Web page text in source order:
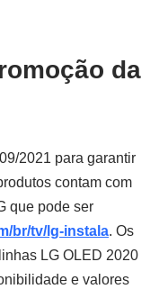
da
2021 para garantir
contam com
que pode ser
br/tv/lg-instala. Os
LG OLED 2020
e valores